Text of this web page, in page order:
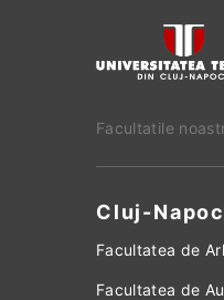
Facultatile
Cluj-
Facultatea de
Facultatea de